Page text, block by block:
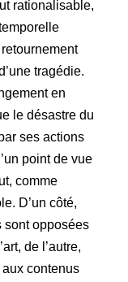
rationalisable,
tragédie.
en
le désastre du
ses actions
point de vue
comme
D’un côté,
sont opposées
de l’autre,
aux contenus